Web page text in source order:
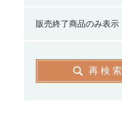
販売終了商品のみ表示
再検索